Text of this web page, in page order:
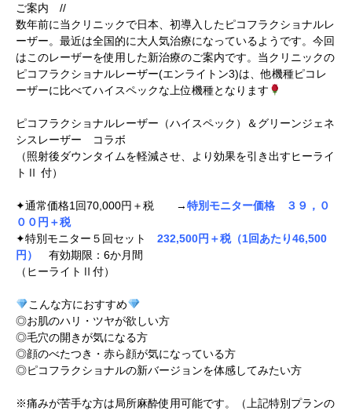
ご案内 //
数年前に当クリニックで日本、初導入したピコフラクショナルレ
ーザー。最近は全国的に大人気治療になっているようです。今回
はこのレーザーを使用した新治療のご案内です。当クリニックの
ピコフラクショナルレーザー(エンライトン3)は、他機種ピコレ
ーザーに比べてハイスペックな上位機種となります
ピコフラクショナルレーザー（ハイスペック）＆グリーンジェネ
シスレーザー コラボ
（照射後ダウンタイムを軽減させ、より効果を引き出すヒーライ
トⅡ 付）
✦通常価格1回70,000円＋税 →特別モニター価格 ３９，０
００円＋税
✦特別モニター５回セット 232,500円＋税（1回あたり46,500
円）
有効期限：6か月間
（ヒーライトⅡ付）
こんな方におすすめ
◎お肌のハリ・ツヤが欲しい方
◎毛穴の開きが気になる方
◎顔のべたつき・赤ら顔が気になっている方
◎ピコフラクショナルの新バージョンを体感してみたい方
※痛みが苦手な方は局所麻酔使用可能です。（上記特別プランの